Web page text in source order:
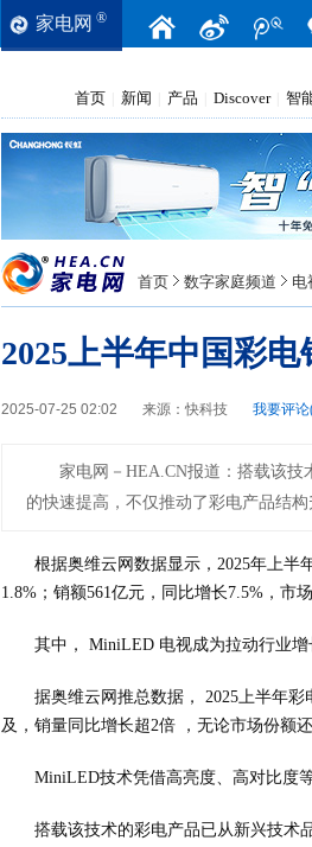
家电网 ®
首页 新闻 产品 Discover 智
首页 数字家庭频道 电
2025上半年中国彩
2025-07-25 02:02 来源：快科技 我要评论
家电网－HEA.CN报道： 搭载该技
的快速提高，不仅推动了彩电产品结
根据奥维云网数据显示，2025年上半
1.8%；销额561亿元，同比增长7.5%，市
其中， MiniLED 电视成为拉动行业增
据奥维云网推总数据， 2025上半年
及，销量同比增长超2倍 ，无论市场份额
MiniLED技术凭借高亮度、高对比度
搭载该技术的彩电产品已从新兴技术